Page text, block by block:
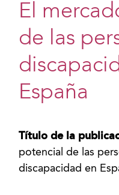
El
de las
España
Título de la
potencial de las
discapacidad en